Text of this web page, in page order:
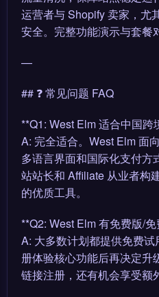
运营者与 Shopify 卖家，尤
安全。完整功能演示与套
—
## ❓ 常见问题 FAQ
**Q1: West Elm 适合中国跨
A: 完全适合。West Elm 面
多语言界面和国际化支付方
站站长和 Affiliate 从业者构
的优质工具。
**Q2: West Elm 有免费版/
A: 大多数计划都提供免费
册体验核心功能后再决定升
链接注册，还有机会享受额